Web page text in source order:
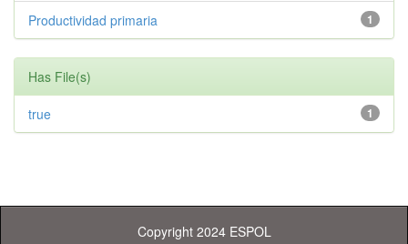
1
Productividad primaria
Has File(s)
1
true
Copyright 2024 ESPOL